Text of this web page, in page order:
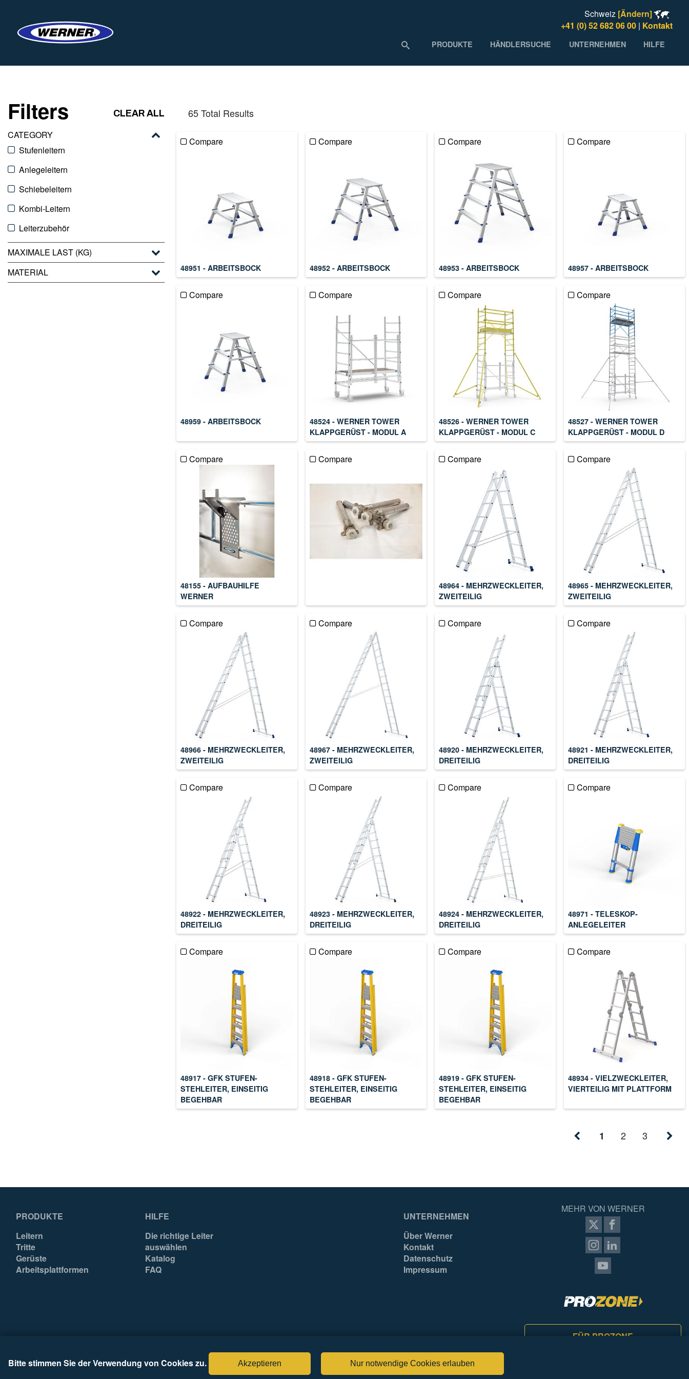
Bitte stimmen Sie der Verwendung von Cookies zu. Akzeptieren Nur notwendige Cookies erlauben
Schweiz [Ändern]
+41 (0) 52 682 06 00 | Kontakt
PRODUKTE HÄNDLERSUCHE UNTERNEHMEN HILFE
Filters CLEAR ALL
CATEGORY
Stufenleitern
Anlegeleitern
Schiebeleitern
Kombi-Leitern
Leiterzubehör
MAXIMALE LAST (KG)
MATERIAL
65 Total Results
Compare
48951 - ARBEITSBOCK
Compare
48952 - ARBEITSBOCK
Compare
48953 - ARBEITSBOCK
Compare
48957 - ARBEITSBOCK
Compare
48959 - ARBEITSBOCK
Compare
48524 - WERNER TOWER
KLAPPGERÜST - MODUL A
Compare
48526 - WERNER TOWER
KLAPPGERÜST - MODUL C
Compare
48527 - WERNER TOWER
KLAPPGERÜST - MODUL D
Compare
48155 - AUFBAUHILFE
WERNER
Compare Compare
48964 - MEHRZWECKLEITER,
ZWEITEILIG
Compare
48965 - MEHRZWECKLEITER,
ZWEITEILIG
Compare
48966 - MEHRZWECKLEITER,
ZWEITEILIG
Compare
48967 - MEHRZWECKLEITER,
ZWEITEILIG
Compare
48920 - MEHRZWECKLEITER,
DREITEILIG
Compare
48921 - MEHRZWECKLEITER,
DREITEILIG
Compare
48922 - MEHRZWECKLEITER,
DREITEILIG
Compare
48923 - MEHRZWECKLEITER,
DREITEILIG
Compare
48924 - MEHRZWECKLEITER,
DREITEILIG
Compare
48971 - TELESKOP-
ANLEGELEITER
Compare
48917 - GFK STUFEN-
STEHLEITER, EINSEITIG
BEGEHBAR
Compare
48918 - GFK STUFEN-
STEHLEITER, EINSEITIG
BEGEHBAR
Compare
48919 - GFK STUFEN-
STEHLEITER, EINSEITIG
BEGEHBAR
Compare
48934 - VIELZWECKLEITER,
VIERTEILIG MIT PLATTFORM
1 2 3
PRODUKTE
Leitern
Tritte
Gerüste
Arbeitsplattformen
HILFE
Die richtige Leiter
auswählen
Katalog
FAQ
UNTERNEHMEN
Über Werner
Kontakt
Datenschutz
Impressum
MEHR VON WERNER
FÜR PROZONE